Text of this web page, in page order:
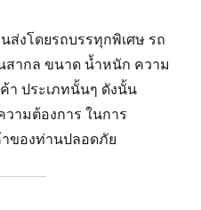
ส่งโดยรถบรรทุกพิเศษ รถ
สากล ขนาด น้ำหนัก ความ
า ประเภทนั้นๆ ดังนั้น
วามต้องการ ในการ
ของท่านปลอดภัย